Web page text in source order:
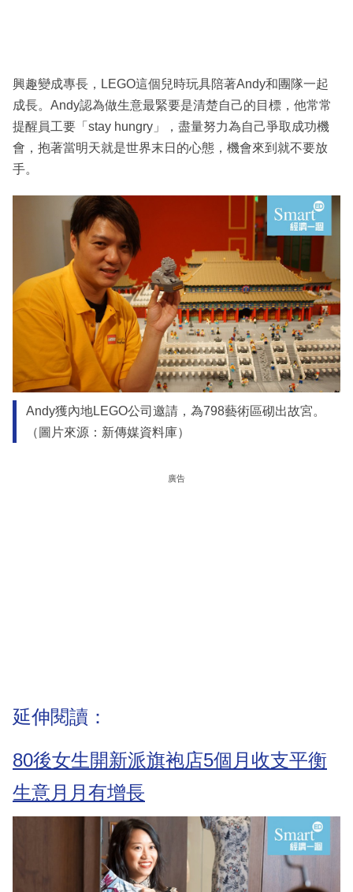
興趣變成專長，LEGO這個兒時玩具陪著Andy和團隊一起
成長。Andy認為做生意最緊要是清楚自己的目標，他常常
提醒員工要「stay hungry」，盡量努力為自己爭取成功機
會，抱著當明天就是世界末日的心態，機會來到就不要放
手。
Andy獲內地LEGO公司邀請，為798藝術區砌出故宮。
（圖片來源：新傳媒資料庫）
廣告
延伸閱讀：
80後女生開新派旗袍店5個月收支平衡
生意月月有增長